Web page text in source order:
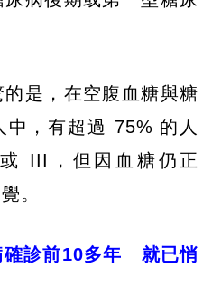
是，在空腹血糖與糖
，有超過 75% 的人
III，但因血糖仍正
。
確診前10多年 就已悄